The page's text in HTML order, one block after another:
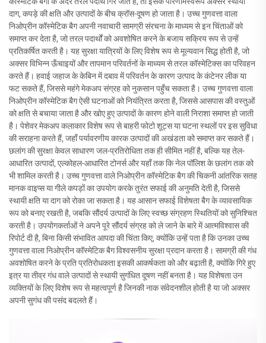
दाग, कपड़े की क्षति और उत्पादों के बीच क्रॉस-दूषण हो जाता है। उच्च गुणवत्ता वाला
निओप्रीन कॉस्मेटिक बैग अपनी नवाचारी सामग्री संरचना के माध्यम से इन चिंताओं को
समाप्त कर देता है, जो तरल पदार्थों को अवशोषित करने के बजाय सक्रिय रूप से उन्हें
प्रतिकर्षित करती है। यह सुरक्षा यात्रियों के लिए विशेष रूप से मूल्यवान सिद्ध होती है, जो
अक्सर विभिन्न ऊँचाइयों और तापमान परिवर्तनों के माध्यम से तरल कॉस्मेटिक्स का परिवहन
करते हैं। हवाई जहाज के केबिन में दबाव में परिवर्तन के कारण उत्पाद के कंटेनर लीक या
फट सकते हैं, जिससे महंगे मेकअप संग्रह को नुकसान पहुँच सकता है। उच्च गुणवत्ता वाला
निओप्रीन कॉस्मेटिक बैग ऐसी घटनाओं को नियंत्रित करता है, जिससे आसपास की वस्तुओं
को क्षति से बचाया जाता है और खोए हुए उत्पादों के कारण होने वाली निराशा समाप्त हो जाती
है। पेशेवर मेकअप कलाकार विशेष रूप से बाहरी फोटो शूट्स या घटना स्थलों पर इस सुविधा
की सराहना करते हैं, जहाँ पर्यावरणीय कारक उत्पादों की अखंडता को समाप्त कर सकते हैं।
छलांग की सुरक्षा केवल साधारण जल-प्रतिरोधिता तक ही सीमित नहीं है, बल्कि यह तेल-
आधारित उत्पादों, एल्कोहल-आधारित टोनर्स और यहाँ तक कि नेल पॉलिश के छलांग तक को
भी शामिल करती है। उच्च गुणवत्ता वाले निओप्रीन कॉस्मेटिक बैग की चिकनी आंतरिक सतह
मानक वाइप्स या गीले कपड़ों का उपयोग करके तुरंत सफाई की अनुमति देती है, जिससे
स्थायी क्षति या दाग को रोका जा सकता है। यह आसान सफाई विशेषता बैग के व्यावसायिक
रूप को बनाए रखती है, जबकि सौंदर्य उत्पादों के लिए स्वच्छ संग्रहण स्थितियों को सुनिश्चित
करती है। उपयोगकर्ताओं ने अपने पूरे सौंदर्य संग्रह को ले जाने के बारे में आत्मविश्वास की
रिपोर्ट दी है, बिना किसी संभावित आपदा की चिंता किए, क्योंकि उन्हें पता है कि उनका उच्च
गुणवत्ता वाला निओप्रीन कॉस्मेटिक बैग विश्वसनीय सुरक्षा प्रदान करता है। सामग्री की गंध
अवशोषित करने के प्रति प्रतिरोधकता इसकी आकर्षकता को और बढ़ाती है, क्योंकि गिरे हुए
इत्र या तीव्र गंध वाले उत्पादों से स्थायी सुगंधित दूषण नहीं बनता है। यह विशेषता उन
व्यक्तियों के लिए विशेष रूप से महत्वपूर्ण है जिनकी नाक संवेदनशील होती है या जो अक्सर
अपनी सुगंध की पसंद बदलते हैं।